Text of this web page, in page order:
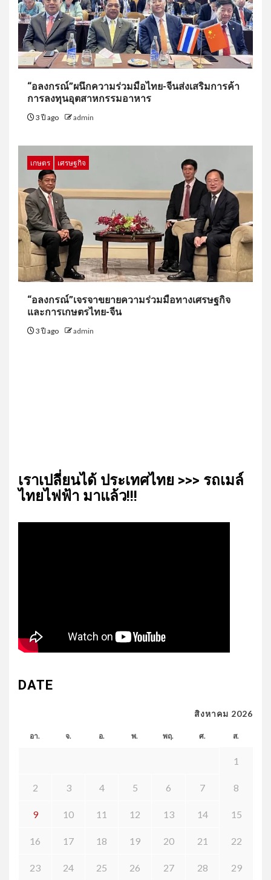
“อลงกรณ์”ผนึกความร่วมมือไทย-จีนส่งเสริมการค้า
การลงทุนอุตสาหกรรมอาหาร
3 ปี ago admin
เกษตร เศรษฐกิจ
“อลงกรณ์”เจรจาขยายความร่วมมือทางเศรษฐกิจ
และการเกษตรไทย-จีน
3 ปี ago admin
เรา​เปลี่ยน​ได้​ ประเทศ​ไทย​ >>> รถเมล์​
ไทย​ไฟฟ้า​ มาแล้ว!!!
DATE
สิงหาคม 2026
อา. จ. อ. พ. พฤ. ศ. ส.
1
2 3 4 5 6 7 8
9 10 11 12 13 14 15
16 17 18 19 20 21 22
23 24 25 26 27 28 29